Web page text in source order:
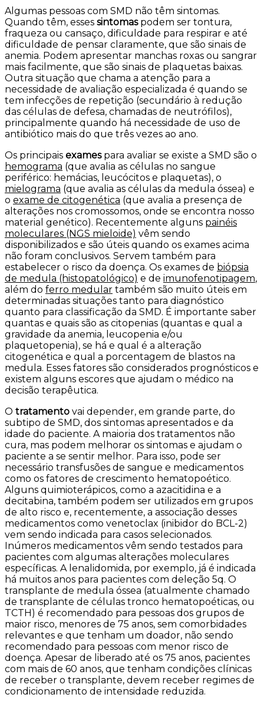
Algumas pessoas com SMD não têm sintomas.
Quando têm, esses sintomaspodem ser tontura,
fraqueza ou cansaço, dificuldade para respirar e até
dificuldade de pensar claramente, que são sinais de
anemia. Podem apresentar manchas roxas ou sangrar
mais facilmente, que são sinais de plaquetas baixas.
Outra situação que chama a atenção para a
necessidade de avaliação especializada é quando se
tem infecções de repetição (secundário à redução
das células de defesa, chamadas de neutrófilos),
principalmente quando há necessidade de uso de
antibiótico mais do que três vezes ao ano.
Os principais examespara avaliar se existe a SMD são o
hemograma (que avalia as células no sangue
periférico: hemácias, leucócitos e plaquetas), o
mielograma (que avalia as células da medula óssea) e
o exame de citogenética (que avalia a presença de
alterações nos cromossomos, onde se encontra nosso
material genético). Recentemente alguns painéis
moleculares (NGS mieloide) vêm sendo
disponibilizados e são úteis quando os exames acima
não foram conclusivos. Servem também para
estabelecer o risco da doença. Os exames de biópsia
de medula (histopatológico) e de imunofenotipagem,
além do ferro medular também são muito úteis em
determinadas situações tanto para diagnóstico
quanto para classificação da SMD. É importante saber
quantas e quais são as citopenias (quantas e qual a
gravidade da anemia, leucopenia e/ou
plaquetopenia), se há e qual é a alteração
citogenética e qual a porcentagem de blastos na
medula. Esses fatores são considerados prognósticos e
existem alguns escores que ajudam o médico na
decisão terapêutica.
O tratamento vai depender, em grande parte, do
subtipo de SMD, dos sintomas apresentados e da
idade do paciente. A maioria dos tratamentos não
cura, mas podem melhorar os sintomas e ajudam o
paciente a se sentir melhor. Para isso, pode ser
necessário transfusões de sangue e medicamentos
como os fatores de crescimento hematopoético.
Alguns quimioterápicos, como a azacitidina e a
decitabina, também podem ser utilizados em grupos
de alto risco e, recentemente, a associação desses
medicamentos como venetoclax (inibidor do BCL-2)
vem sendo indicada para casos selecionados.
Inúmeros medicamentos vêm sendo testados para
pacientes com algumas alterações moleculares
específicas. A lenalidomida, por exemplo, já é indicada
há muitos anos para pacientes com deleção 5q. O
transplante de medula óssea (atualmente chamado
de transplante de células tronco hematopoéticas, ou
TCTH) é recomendado para pessoas dos grupos de
maior risco, menores de 75 anos, sem comorbidades
relevantes e que tenham um doador, não sendo
recomendado para pessoas com menor risco de
doença. Apesar de liberado até os 75 anos, pacientes
com mais de 60 anos, que tenham condições clínicas
de receber o transplante, devem receber regimes de
condicionamento de intensidade reduzida.